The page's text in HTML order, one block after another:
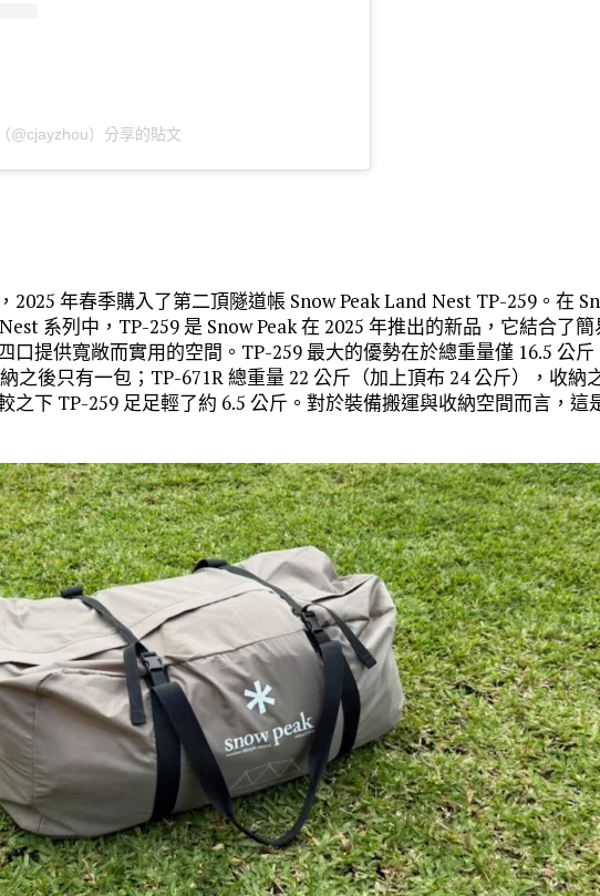
@cjayzhou）分享的貼文
2025 年春季購入了第二頂隧道帳 Snow Peak Land Nest TP-259。在
系列中，TP-259 是 Snow Peak 在 2025 年推出的新品，它結合了簡
口提供寬敞而實用的空間。TP-259 最大的優勢在於總重量僅 16.5 公斤
納之後只有一包；TP-671R 總重量 22 公斤（加上頂布 24 公斤），收納
之下 TP-259 足足輕了約 6.5 公斤。對於裝備搬運與收納空間而言，這